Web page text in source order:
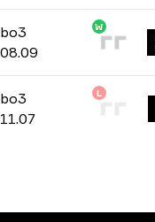
bo3 -bo3
08.09
W
bo3
bo3
11.07
L